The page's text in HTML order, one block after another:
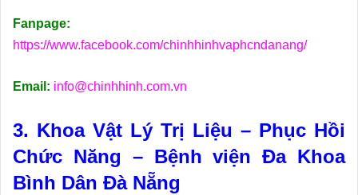
Fanpage:
https://www.facebook.com/chinhhinhvaphcndanang/
Email: info@chinhhinh.com.vn
3. Khoa Vật Lý Trị Liệu – Phục Hồi
Chức Năng – Bệnh viện Đa Khoa
Bình Dân Đà Nẵng